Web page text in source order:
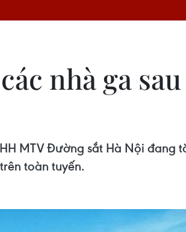
nhà ga
MTV Đường sắt Hà Nội đang
toàn tuyến.